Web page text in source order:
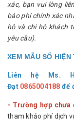
xác, bạn vui lòng
báo phí chính xác
hộ và chi hộ khách
yêu cầu).
XEM MẪU SỔ HIỆN
Liên hệ Ms.
Đạt 0865004188 để
- Trường hợp chưa
tham khảo phí dịch